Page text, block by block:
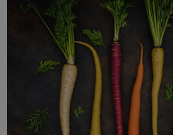
nesvědčilo, brzy jsme zjistili, že